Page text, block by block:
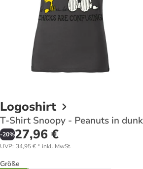
Logoshirt
T-Shirt Snoopy - Peanuts in
-20%27,96 €
UVP: 34,95 €* inkl. MwSt.
Größe